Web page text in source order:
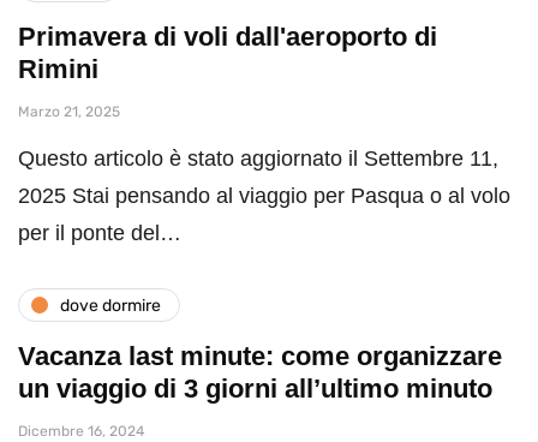
Primavera di voli dall'aeroporto di
Rimini
Marzo 21, 2025
Questo articolo è stato aggiornato il Settembre 11,
2025 Stai pensando al viaggio per Pasqua o al volo
per il ponte del…
dove dormire
Vacanza last minute: come organizzare
un viaggio di 3 giorni all’ultimo minuto
Dicembre 16, 2024